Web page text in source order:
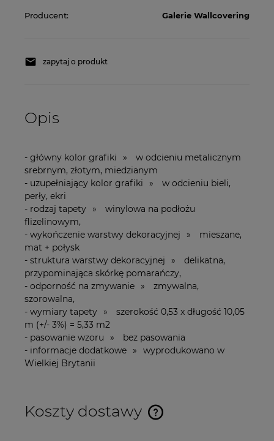
Producent: Galerie Wallcovering
zapytaj o produkt
Opis
- główny kolor grafiki » w odcieniu metalicznym
srebrnym, złotym, miedzianym
- uzupełniający kolor grafiki » w odcieniu bieli,
perły, ekri
- rodzaj tapety » winylowa na podłożu
flizelinowym,
- wykończenie warstwy dekoracyjnej » mieszane,
mat + połysk
- struktura warstwy dekoracyjnej » delikatna,
przypominająca skórkę pomarańczy,
- odporność na zmywanie » zmywalna,
szorowalna,
- wymiary tapety » szerokość 0,53 x długość 10,05
m (+/- 3%) = 5,33 m2
- pasowanie wzoru » bez pasowania
- informacje dodatkowe » wyprodukowano w
Wielkiej Brytanii
Koszty dostawy
Cena nie zawiera ewentualnych kosztów płatności